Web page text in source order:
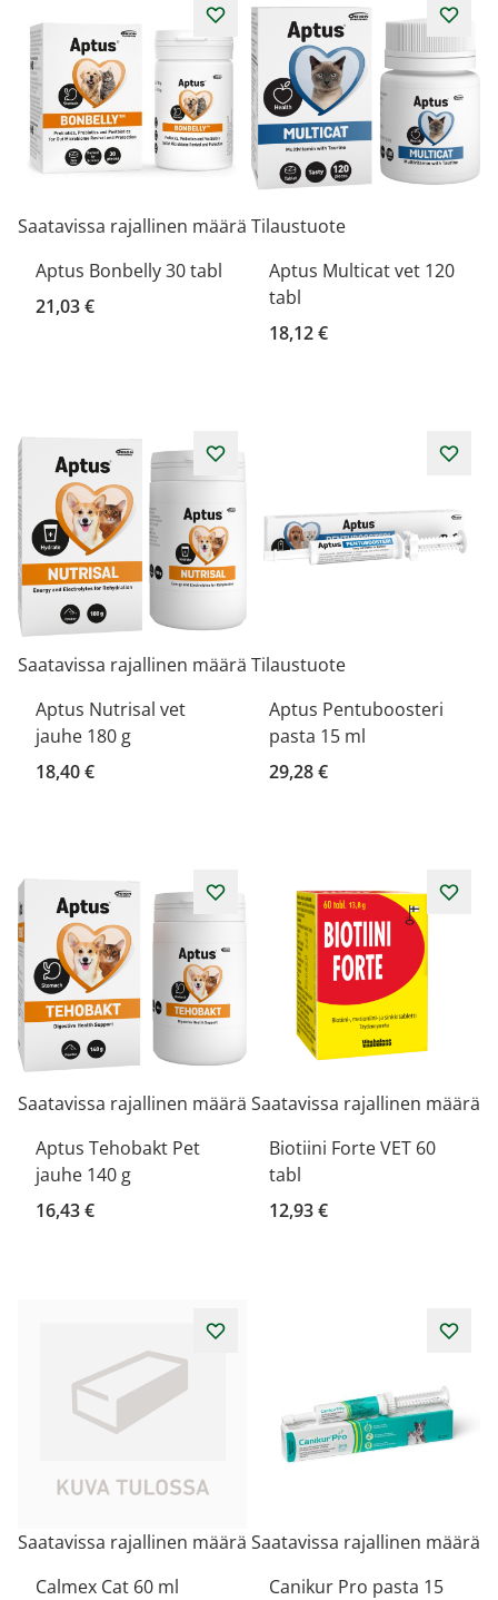
Saatavissa rajallinen määrä
Aptus Bonbelly 30 tabl
21,03 €
Tilaustuote
Aptus Multicat vet 120
tabl
18,12 €
Saatavissa rajallinen määrä
Aptus Nutrisal vet
jauhe 180 g
18,40 €
Tilaustuote
Aptus Pentuboosteri
pasta 15 ml
29,28 €
Saatavissa rajallinen määrä
Aptus Tehobakt Pet
jauhe 140 g
16,43 €
Saatavissa rajallinen määrä
Biotiini Forte VET 60
tabl
12,93 €
Saatavissa rajallinen määrä
Calmex Cat 60 ml
Saatavissa rajallinen määrä
Canikur Pro pasta 15